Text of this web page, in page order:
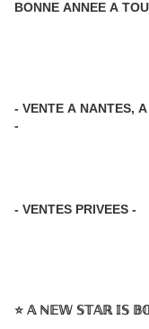
BONNE ANNEE A
- VENTE A NANTES,
-
- VENTES PRIVEES -
⭐️ 𝔸 ℕ𝔼𝕎 𝕊𝕋𝔸ℝ 𝕀𝕊